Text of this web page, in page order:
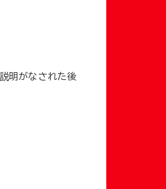
明がなされた後